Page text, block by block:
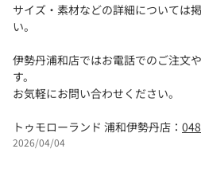
サイズ・素材などの詳細については
い。
伊勢丹浦和店ではお電話でのご注文
す。
お気軽にお問い合わせください。
トゥモローランド 浦和伊勢丹店：
2026/04/04